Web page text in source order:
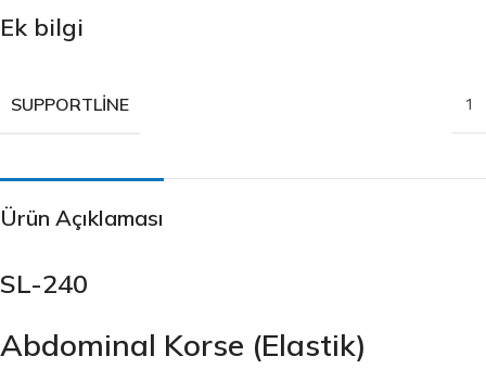
Ek bilgi
SUPPORTLINE 1
Ürün Açıklaması
SL-240
Abdominal Korse (Elastik)